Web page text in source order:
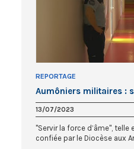
REPORTAGE
Aumôniers militaires :
13/07/2023
"Servir la force d’âme",
confiée par le Diocèse aux